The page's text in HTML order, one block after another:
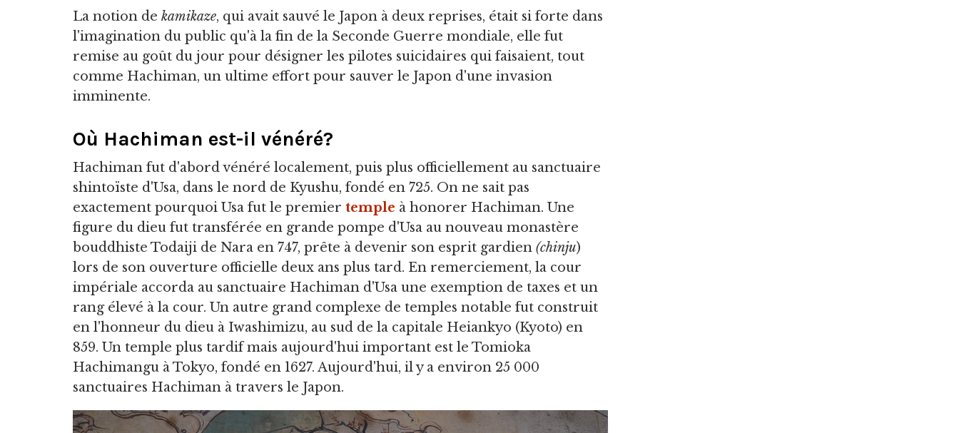
La notion de kamikaze, qui avait sauvé le Japon à deux reprises, était si forte dans
l'imagination du public qu'à la fin de la Seconde Guerre mondiale, elle fut
remise au goût du jour pour désigner les pilotes suicidaires qui faisaient, tout
comme Hachiman, un ultime effort pour sauver le Japon d'une invasion
imminente.
Où Hachiman est-il vénéré?
Hachiman fut d'abord vénéré localement, puis plus officiellement au sanctuaire
shintoïste d'Usa, dans le nord de Kyushu, fondé en 725. On ne sait pas
exactement pourquoi Usa fut le premier temple à honorer Hachiman. Une
figure du dieu fut transférée en grande pompe d'Usa au nouveau monastère
bouddhiste Todaiji de Nara en 747, prête à devenir son esprit gardien (chinju)
lors de son ouverture officielle deux ans plus tard. En remerciement, la cour
impériale accorda au sanctuaire Hachiman d'Usa une exemption de taxes et un
rang élevé à la cour. Un autre grand complexe de temples notable fut construit
en l'honneur du dieu à Iwashimizu, au sud de la capitale Heiankyo (Kyoto) en
859. Un temple plus tardif mais aujourd'hui important est le Tomioka
Hachimangu à Tokyo, fondé en 1627. Aujourd'hui, il y a environ 25 000
sanctuaires Hachiman à travers le Japon.